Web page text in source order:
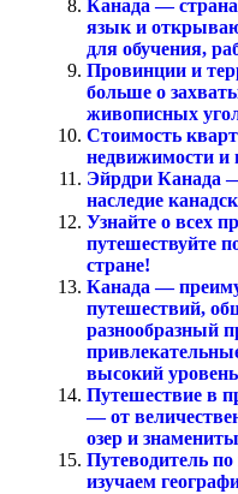
Канада —
язык и
для обучения,
Провинции и
больше о
живописных
Стоимость
недвижимости и
Эйрдри Канада
наследие
Узнайте о всех
путешествуйте
стране!
Канада —
путешествий,
разнообразный
высокий
Путешествие в
— от
озер и
Путеводитель
изучаем